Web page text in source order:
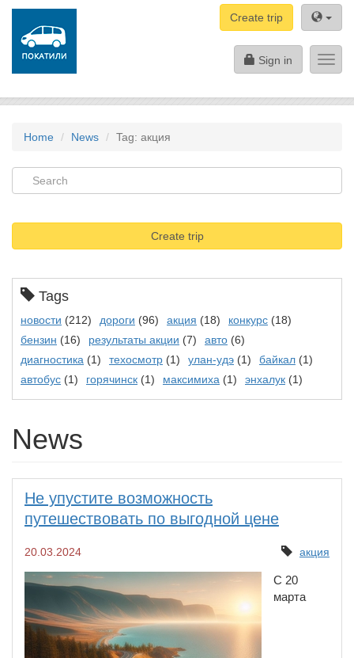
Create trip
Sign in
Home News Tag: акция
Create trip
Tags
новости (212) дороги (96) акция (18) конкурс (18)
бензин (16) результаты акции (7) авто (6)
диагностика (1) техосмотр (1) улан-удэ (1) байкал (1)
автобус (1) горячинск (1) максимиха (1) энхалук (1)
News
Не упустите возможность
путешествовать по выгодной цене
акция
20.03.2024
С 20
марта